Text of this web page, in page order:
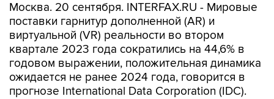
Москва. 20 сентября. INTERFAX.RU - Мировые
поставки гарнитур дополненной (AR) и
виртуальной (VR) реальности во втором
квартале 2023 года сократились на 44,6% в
годовом выражении, положительная динамика
ожидается не ранее 2024 года, говорится в
прогнозе International Data Corporation (IDC).